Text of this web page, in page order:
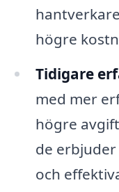
högre
Tidigare
med mer
högre
de
och